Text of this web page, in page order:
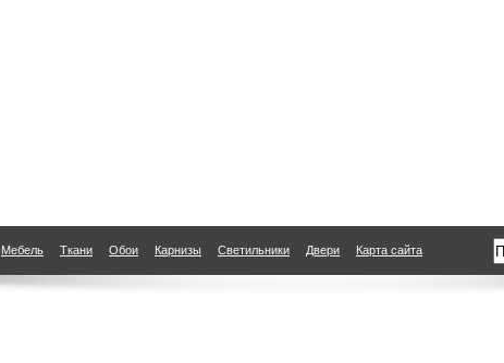
Мебель Ткани Обои Карнизы Светильники Двери Карта сайта